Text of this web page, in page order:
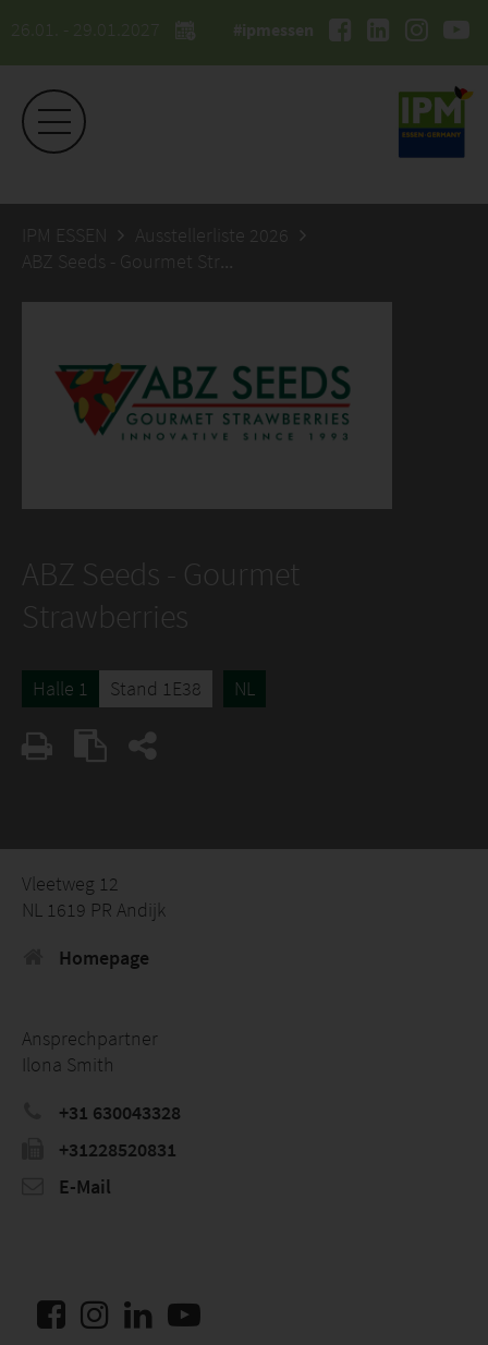
26.01. - 29.01.2027 #ipmessen
IPM ESSEN
Ausstellerliste 2026
ABZ Seeds - Gourmet Strawberries
ABZ Seeds - Gourmet
Strawberries
Halle 1 Stand 1E38 NL
Vleetweg 12
NL 1619 PR Andijk
Homepage
Ansprechpartner
Ilona Smith
+31 630043328
+31228520831
E-Mail